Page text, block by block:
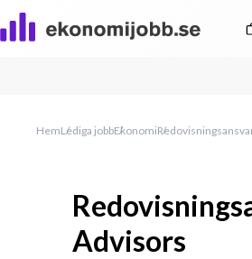
HemLediga jobbEkonomi
Advisors